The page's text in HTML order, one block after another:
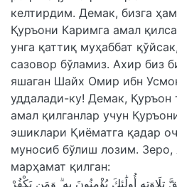
келтирдим. Демак, бизга
Қуръони Каримга амал
унга қаттиқ муҳаббат
сазовор бўламиз. Ахир биз
яшаган Шайх Омир ибн
уддалади-ку! Демак, Қуръон
амал қилганлар учун
эшиклари Қиёматга қадар
муносиб бўлиш лозим.
марҳамат қилган:
تِلَاوَتِهِ أُولَٰئِكَ يُؤْمِنُونَ بِهِ ۗ وَمَن يَكْفُرْ